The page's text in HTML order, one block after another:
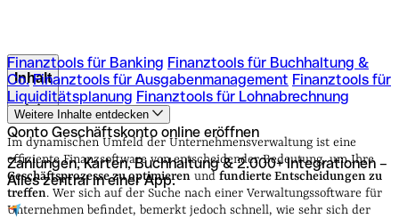
Finanztools für Banking Finanztools für Buchhaltung &
Co. Finanztools für Ausgabenmanagement Finanztools für
Liquiditätsplanung Finanztools für Lohnabrechnung
Weitere Inhalte entdecken
Qonto Geschäftskonto online eröffnen
Zahlungen, Karten, Buchhaltung & 2.000+ Integrationen –
Alles zentral in einer App.
Inhalt
Finanztools für Banking Finanztools für Buchhaltung &
Co. Finanztools für Ausgabenmanagement Finanztools für
Liquiditätsplanung Finanztools für Lohnabrechnung
Im dynamischen Umfeld der Unternehmensverwaltung ist eine
effiziente Finanzsoftware von entscheidender Bedeutung, um Ihre
Geschäftsprozesse zu optimieren und fundierte Entscheidungen zu
treffen. Wer sich auf der Suche nach einer Verwaltungssoftware für
Unternehmen befindet, bemerkt jedoch schnell, wie sehr sich der